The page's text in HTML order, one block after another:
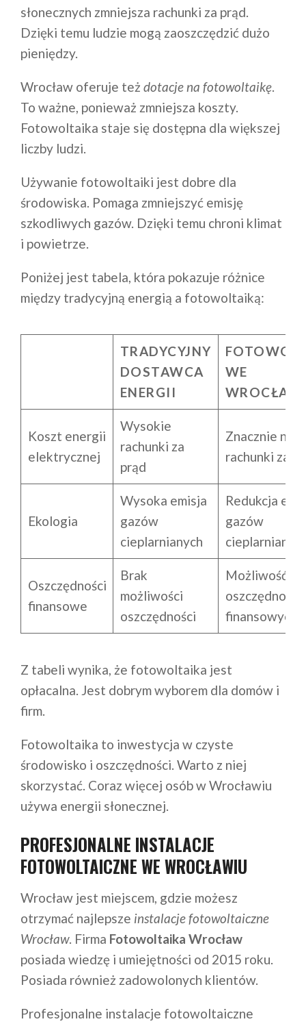
słonecznych zmniejsza rachunki za prąd.
Dzięki temu ludzie mogą zaoszczędzić dużo
pieniędzy.
Wrocław oferuje też dotacje na fotowoltaikę.
To ważne, ponieważ zmniejsza koszty.
Fotowoltaika staje się dostępna dla większej
liczby ludzi.
Używanie fotowoltaiki jest dobre dla
środowiska. Pomaga zmniejszyć emisję
szkodliwych gazów. Dzięki temu chroni klimat
i powietrze.
Poniżej jest tabela, która pokazuje różnice
między tradycyjną energią a fotowoltaiką:
TRADYCYJNY
DOSTAWCA
ENERGII
WE
Koszt energii
elektrycznej
Wysokie
rachunki za
prąd
Znacznie
rachunki za
Ekologia
Wysoka emisja
gazów
cieplarnianych
Redukcja
gazów
Oszczędności
finansowe
Brak
możliwości
oszczędności
Możliwość
oszczędności
finansowych
Z tabeli wynika, że fotowoltaika jest
opłacalna. Jest dobrym wyborem dla domów i
firm.
Fotowoltaika to inwestycja w czyste
środowisko i oszczędności. Warto z niej
skorzystać. Coraz więcej osób w Wrocławiu
używa energii słonecznej.
PROFESJONALNE INSTALACJE
FOTOWOLTAICZNE WE WROCŁAWIU
Wrocław jest miejscem, gdzie możesz
otrzymać najlepsze instalacje fotowoltaiczne
Wrocław. Firma Fotowoltaika Wrocław
posiada wiedzę i umiejętności od 2015 roku.
Posiada również zadowolonych klientów.
Profesjonalne instalacje fotowoltaiczne